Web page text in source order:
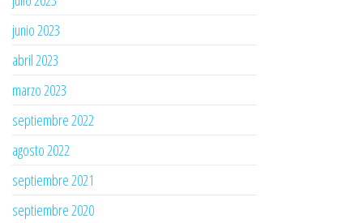
junio 2023
abril 2023
marzo 2023
septiembre 2022
agosto 2022
septiembre 2021
septiembre 2020